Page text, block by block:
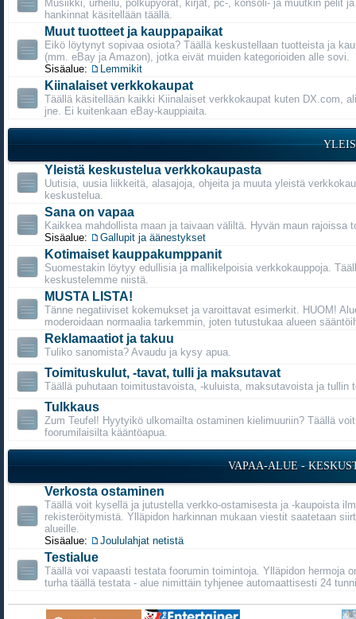
Musiikki, urheilu, polkupyörät, kirjat, pc-, konsoli- ja muutkin pelit
hankinnat käsitellään täällä.
Muut tuotteet ja kauppapaikat
Eikö löytynyt sopivaa osiota? Täällä keskustellaan tuotteista ja
(mm. eBay ja Amazon), jotka eivät muiden kategorioiden alle sovi.
Sisäalue:
Lemmikit
Kiinalaiset verkkokaupat
Täällä käsitellään kaikki Kiinalaiset verkkokaupat kuten DX.com,
jne. Ei kuitenkaan eBay-kauppiaita.
Yleistä keskustelua verkkokaupasta
Uutisia, uusia liikkeitä, alasajoja, ohjeita ja muuta yleistä
keskustelua.
Sana on vapaa
Kaikkea mahdollista maan ja taivaan väliltä. Hyvän maun rajoissa
Sisäalue:
Gallupit ja äänestykset
Kotimaiset kauppakumppanit
Suomestakin löytyy edullisia ja mallikelpoisia verkkokauppoja.
keskustelemme niistä.
MUSTA LISTA!
Tänne negatiiviset kokemukset ja varoittavat esimerkit. HUOM!
moderoidaan normaalia tarkemmin, joten tutustukaa alueen
Reklamaatiot ja takuu
Tuliko sanomista? Avaudu ja kysy apua.
Toimituskulut, -tavat, tulli ja maksutavat
Täällä puhutaan toimitustavoista, -kuluista, maksutavoista ja tullin
Tulkkaus
Zum Teufel! Hyytyikö ulkomailta ostaminen kielimuuriin? Täällä
foorumilaisilta kääntöapua.
VAPAA-ALUE -
Verkosta ostaminen
Täällä voit kysellä ja jutustella verkko-ostamisesta ja -kaupoista
rekisteröitymistä. Ylläpidon harkinnan mukaan viestit saatetaan
alueille.
Sisäalue:
Joululahjat netistä
Testialue
Täällä voi vapaasti testata foorumin toimintoja. Ylläpidon hermoja
turha täällä testata - alue nimittäin tyhjenee automaattisesti 24